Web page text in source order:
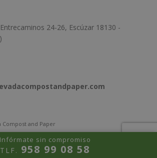
Infórmate sin compromiso
TLF. 958 99 08 58
24-26, Escúzar 18130 -
Compost and Paper